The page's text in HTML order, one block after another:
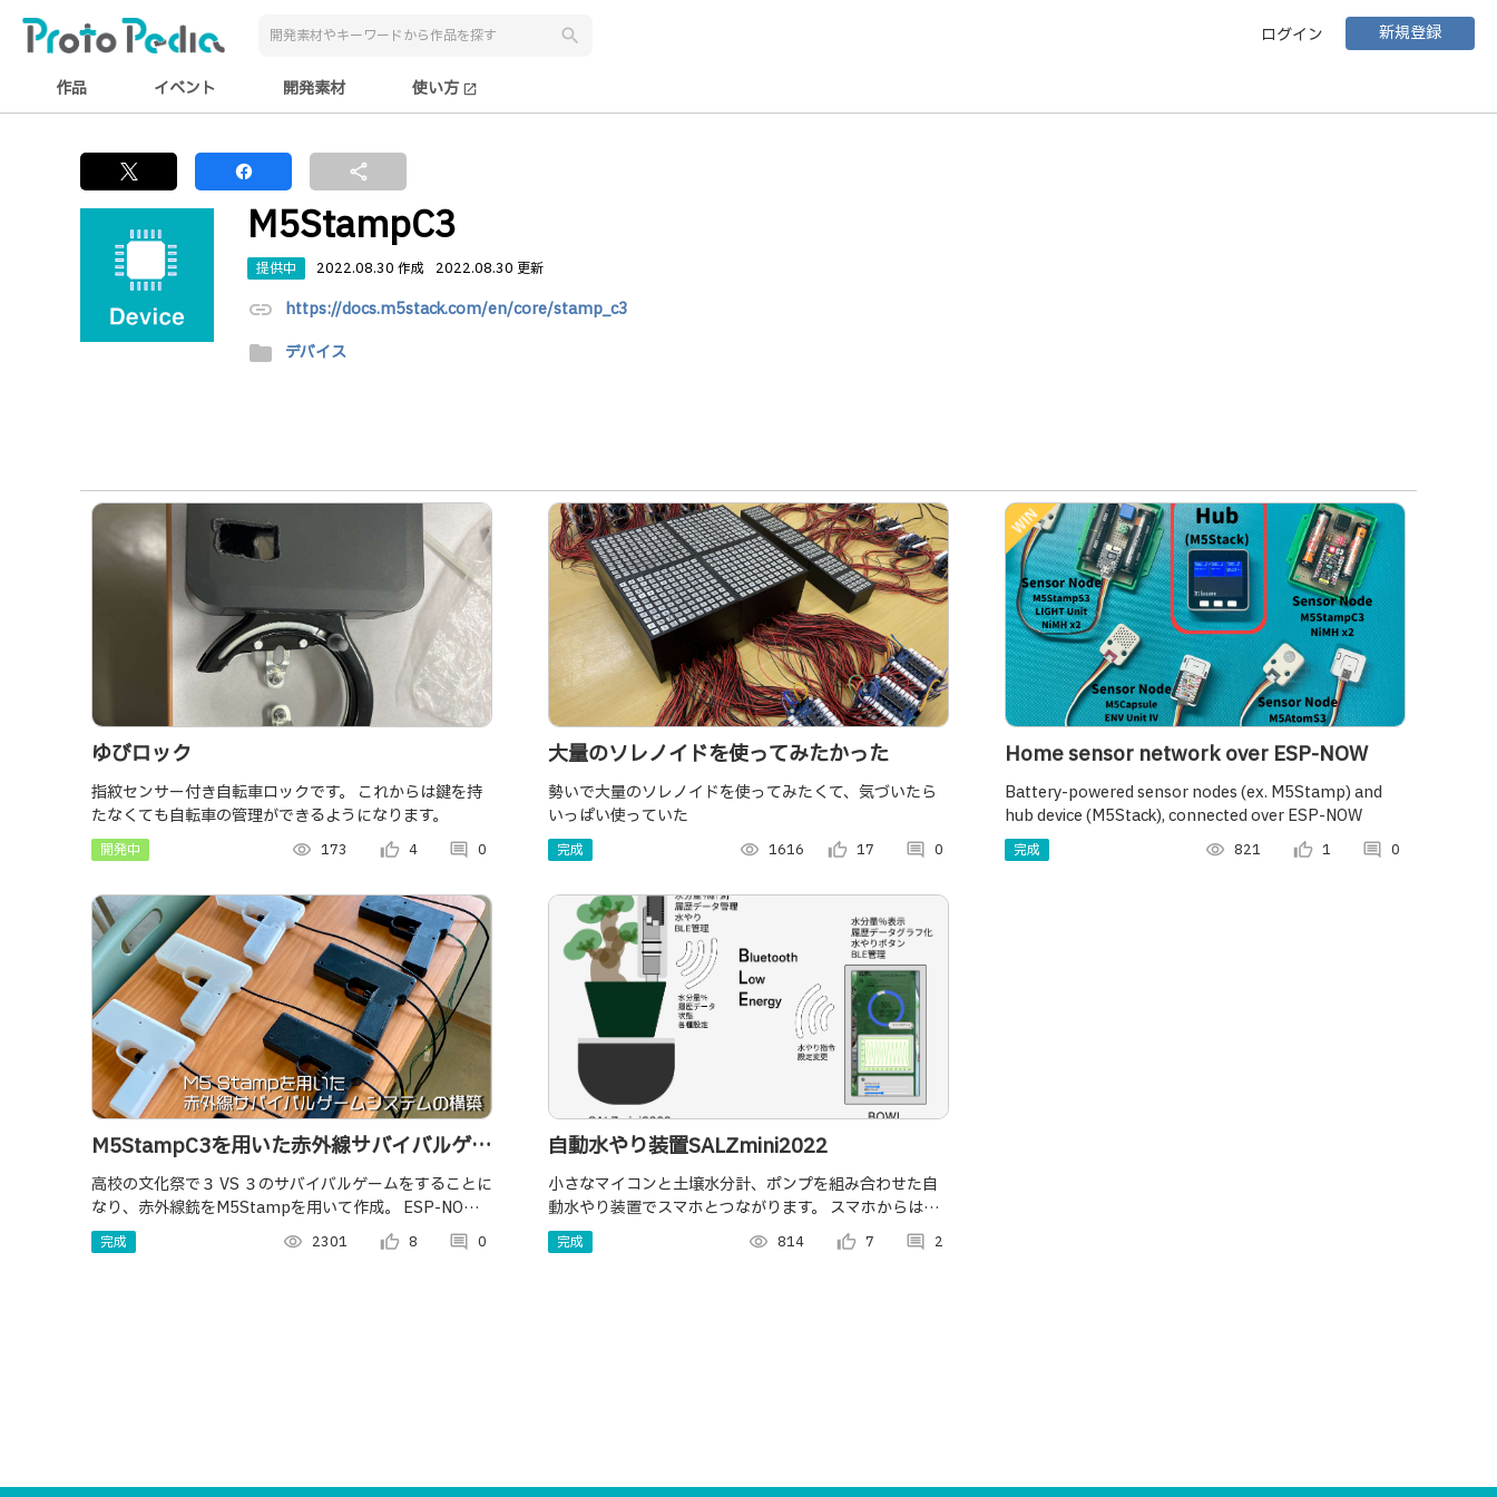
search ログイン 新規登録
作品 イベント 開発素材 使い方 open_in_new
share
M5StampC3
提供中 2022.08.30 作成 2022.08.30 更新
link https://docs.m5stack.com/en/core/stamp_c3
folder デバイス
ゆびロック
指紋センサー付き自転車ロックです。 これからは鍵を持
たなくても自転車の管理ができるようになります。
開発中 visibility 173 thumb_up_alt 4 comment 0
大量のソレノイドを使ってみたかった
勢いで大量のソレノイドを使ってみたくて、気づいたら
いっぱい使っていた
完成 visibility 1616 thumb_up_alt 17 comment 0
Home sensor network over ESP-NOW
Battery-powered sensor nodes (ex. M5Stamp) and
hub device (M5Stack), connected over ESP-NOW
完成 visibility 821 thumb_up_alt 1 comment 0
M5StampC3を用いた赤外線サバイバルゲー
ムシステム
高校の文化祭で３ VS ３のサバイバルゲームをすることに
なり、赤外線銃をM5Stampを用いて作成。 ESP-NOW
を通してUnityで両チームの得点を表示できるようにしま
した。
完成 visibility 2301 thumb_up_alt 8 comment 0
自動水やり装置SALZmini2022
小さなマイコンと土壌水分計、ポンプを組み合わせた自
動水やり装置でスマホとつながります。 スマホからは
「今すぐ水やり」ボタンでポンプを作動、現在の水分量
や過去の履歴データをグラフで見ることができます。
完成 visibility 814 thumb_up_alt 7 comment 2